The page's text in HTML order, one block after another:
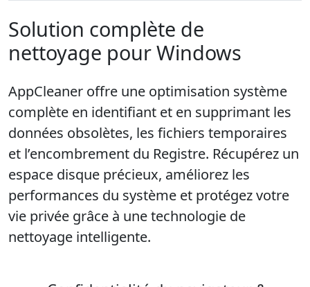
Solution complète de
nettoyage pour Windows
AppCleaner offre une optimisation système
complète en identifiant et en supprimant les
données obsolètes, les fichiers temporaires
et l’encombrement du Registre. Récupérez un
espace disque précieux, améliorez les
performances du système et protégez votre
vie privée grâce à une technologie de
nettoyage intelligente.